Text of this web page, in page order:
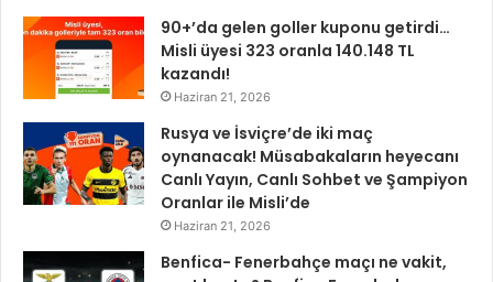
90+’da gelen goller kuponu getirdi…
Misli üyesi 323 oranla 140.148 TL
kazandı!
Haziran 21, 2026
Rusya ve İsviçre’de iki maç
oynanacak! Müsabakaların heyecanı
Canlı Yayın, Canlı Sohbet ve Şampiyon
Oranlar ile Misli’de
Haziran 21, 2026
Benfica- Fenerbahçe maçı ne vakit,